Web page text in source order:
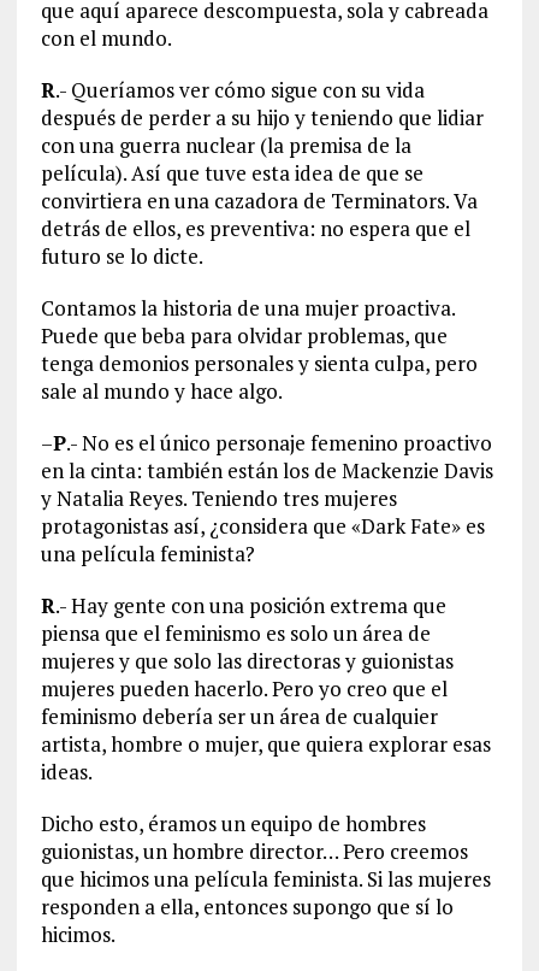
que aquí aparece descompuesta, sola y cabreada
con el mundo.
R.- Queríamos ver cómo sigue con su vida
después de perder a su hijo y teniendo que lidiar
con una guerra nuclear (la premisa de la
película). Así que tuve esta idea de que se
convirtiera en una cazadora de Terminators. Va
detrás de ellos, es preventiva: no espera que el
futuro se lo dicte.
Contamos la historia de una mujer proactiva.
Puede que beba para olvidar problemas, que
tenga demonios personales y sienta culpa, pero
sale al mundo y hace algo.
–P.- No es el único personaje femenino proactivo
en la cinta: también están los de Mackenzie Davis
y Natalia Reyes. Teniendo tres mujeres
protagonistas así, ¿considera que «Dark Fate» es
una película feminista?
R.- Hay gente con una posición extrema que
piensa que el feminismo es solo un área de
mujeres y que solo las directoras y guionistas
mujeres pueden hacerlo. Pero yo creo que el
feminismo debería ser un área de cualquier
artista, hombre o mujer, que quiera explorar esas
ideas.
Dicho esto, éramos un equipo de hombres
guionistas, un hombre director… Pero creemos
que hicimos una película feminista. Si las mujeres
responden a ella, entonces supongo que sí lo
hicimos.